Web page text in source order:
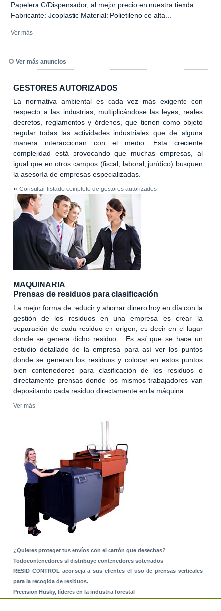
Papelera C/Dispensador, al mejor precio en nuestra tienda.
Fabricante: Jcoplastic Material: Polietileno de alta...
Ver más
Ver más anuncios
GESTORES AUTORIZADOS
La normativa ambiental es cada vez más exigente con
respecto a las industrias, multiplicándose las leyes, reales
decretos, reglamentos y órdenes, que tienen como objeto
regular todas las actividades industriales que de alguna
manera interaccionan con el medio. Esta creciente
complejidad está provocando que muchas empresas, al
igual que en otros campos (fiscal, laboral, jurídico) busquen
la asesoría de empresas especializadas.
» Consultar listado completo de gestores autorizados
MAQUINARIA
Prensas de residuos para clasificación
La mejor forma de reducir y ahorrar dinero hoy en día con la
gestión de los residuos en una empresa es crear la
separación de cada residuo en origen, es decir en el lugar
donde se genera dicho residuo. Es así que se hace un
estudio detallado de la empresa para así ver los puntos
donde se generan los residuos y colocar en estos puntos
bien contenedores para clasificación de los residuos o
directamente prensas donde los mismos trabajadores van
depositando cada residuo directamente en la máquina.
Ver más
¿Quieres proteger tus envíos con el cartón que desechas?
Todocontenedores sl distribuye contenedores soterrados
RESID CONTROL aconseja a sus clientes el uso de prensas verticales
para la recogida de residuos.
Precision Husky, líderes en la industria forestal